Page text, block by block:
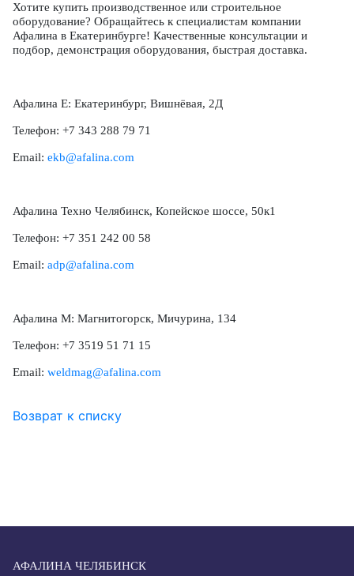
Хотите купить производственное или строительное
оборудование? Обращайтесь к специалистам компании
Афалина в Екатеринбурге! Качественные консультации и
подбор, демонстрация оборудования, быстрая доставка.
Афалина Е: Екатеринбург, Вишнёвая, 2Д
Телефон: +7 343 288 79 71
Email: ekb@afalina.com
Афалина Техно Челябинск, Копейское шоссе, 50к1
Телефон: +7 351 242 00 58
Email: adp@afalina.com
Афалина М: Магнитогорск, Мичурина, 134
Телефон: +7 3519 51 71 15
Email: weldmag@afalina.com
Возврат к списку
АФАЛИНА ЧЕЛЯБИНСК